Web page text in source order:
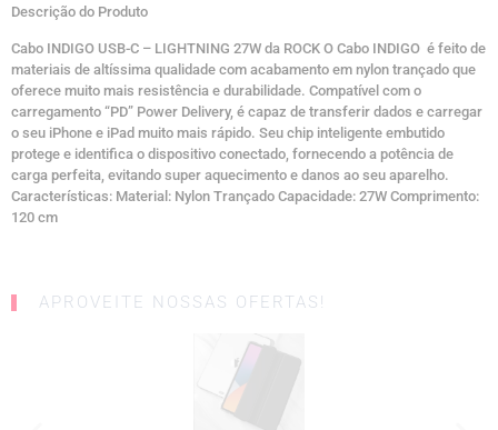
Descrição do Produto
Cabo INDIGO USB-C – LIGHTNING 27W da ROCK O Cabo INDIGO é feito de
materiais de altíssima qualidade com acabamento em nylon trançado que
oferece muito mais resistência e durabilidade. Compatível com o
carregamento “PD” Power Delivery, é capaz de transferir dados e carregar
o seu iPhone e iPad muito mais rápido. Seu chip inteligente embutido
protege e identifica o dispositivo conectado, fornecendo a potência de
carga perfeita, evitando super aquecimento e danos ao seu aparelho.
Características: Material: Nylon Trançado Capacidade: 27W Comprimento:
120 cm
APROVEITE NOSSAS OFERTAS!